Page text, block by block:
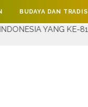
KE-81
BUDAYA DAN TRADISI